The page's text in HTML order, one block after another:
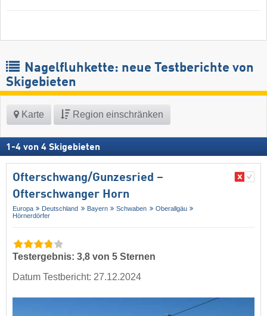
Nagelfluhkette: neue Testberichte von
Skigebieten
Karte Region einschränken
1 -4 von 4 Skigebieten
Ofterschwang/​Gunzesried –
Ofterschwanger Horn
Europa Deutschland Bayern Schwaben
Oberallgäu
Hörnerdörfer
Testergebnis: 3,8 von 5 Sternen
Datum Testbericht: 27.12.2024